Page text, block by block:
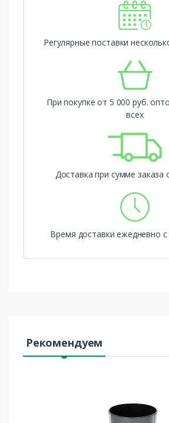
Регулярные поставки
При покупке от 5 000 руб.
всех
Доставка при сумме заказа
Время доставки ежедневно с
Рекомендуем